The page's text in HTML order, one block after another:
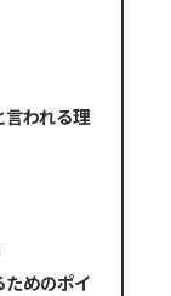
われる理
めのポイ